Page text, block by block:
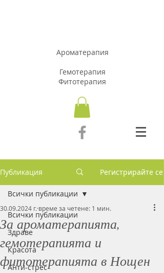
Ароматерапия
Гемотерапия
Фитотерапия
Публикация Регистрирайте се
Всички публикации
Здраве
Красота
Анти-стрес
Всички публикации
За ароматерапията,
гемотерапията и
фитотерапията в Нощен
30.09.2024 г. време за четене: 1 мин.